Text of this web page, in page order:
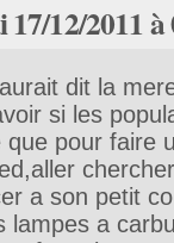
12/2011 à
dit la
si les
pour faire
a son petit
lampes a